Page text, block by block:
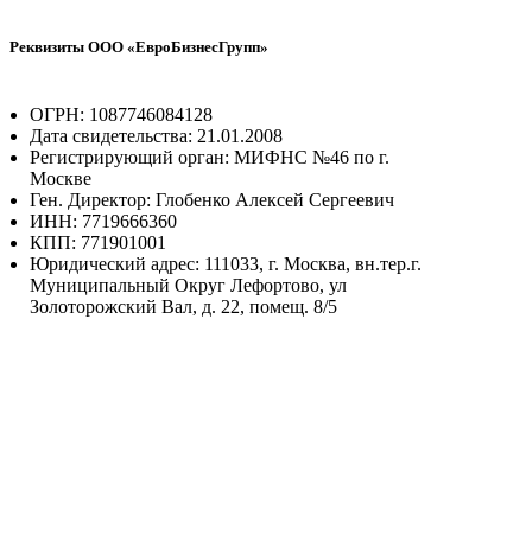
Реквизиты ООО «ЕвроБизнесГрупп»
ОГРН: 1087746084128
Дата свидетельства: 21.01.2008
Регистрирующий орган: МИФНС №46 по г.
Москве
Ген. Директор: Глобенко Алексей Сергеевич
ИНН: 7719666360
КПП: 771901001
Юридический адрес: 111033, г. Москва, вн.тер.г.
Муниципальный Округ Лефортово, ул
Золоторожский Вал, д. 22, помещ. 8/5